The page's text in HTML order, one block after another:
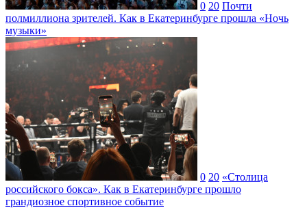
0 20 Почти
полмиллиона зрителей. Как в Екатеринбурге прошла «Ночь
музыки»
0 20 «Столица
российского бокса». Как в Екатеринбурге прошло
грандиозное спортивное событие